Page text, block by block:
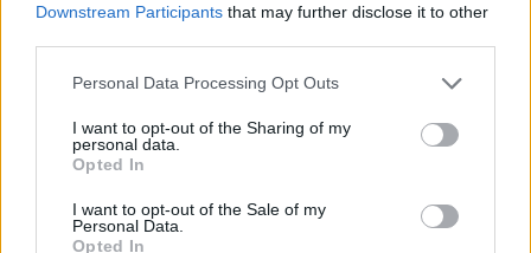
Downstream Participants that may further disclose it to other
Please note that this website/app uses one or more Google
not limited to your visit or usage behaviour. You may click to
grant or deny consent to Google and its third-party tags to
use your data for below specified purposes in below Google
consent section.
Personal Data Processing Opt Outs
I want to opt-out of the Sharing of my
personal data.
Opted In
I want to opt-out of the Sale of my
Personal Data.
Opted In
7/08/2026 - 11:08μμ